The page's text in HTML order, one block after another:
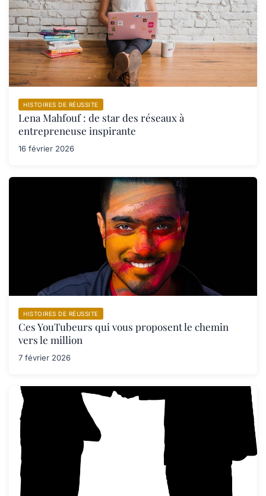
HISTOIRES DE RÉUSSITE
Lena Mahfouf : de star des réseaux à
entrepreneuse inspirante
16 février 2026
HISTOIRES DE RÉUSSITE
Ces YouTubeurs qui vous proposent le chemin
vers le million
7 février 2026